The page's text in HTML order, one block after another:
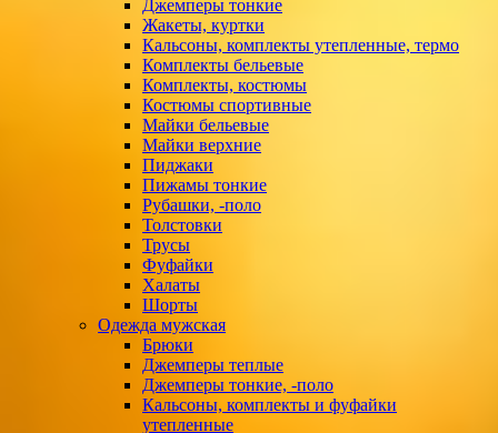
Джемперы тонкие
Жакеты, куртки
Кальсоны, комплекты утепленные, термо
Комплекты бельевые
Комплекты, костюмы
Костюмы спортивные
Майки бельевые
Майки верхние
Пиджаки
Пижамы тонкие
Рубашки, -поло
Толстовки
Трусы
Фуфайки
Халаты
Шорты
Одежда мужская
Брюки
Джемперы теплые
Джемперы тонкие, -поло
Кальсоны, комплекты и фуфайки
утепленные